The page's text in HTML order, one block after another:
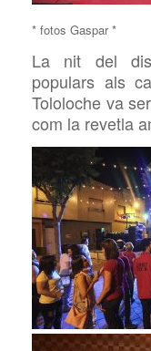
* fotos Gaspar *
La nit del
populars als
Tololoche va
com la revetla